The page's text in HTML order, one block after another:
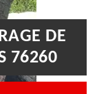
DE
76260